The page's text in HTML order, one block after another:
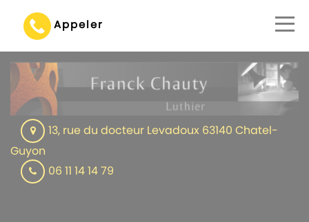
Appeler
13, rue du docteur Levadoux 63140 Chatel-
Guyon
06 11 14 14 79